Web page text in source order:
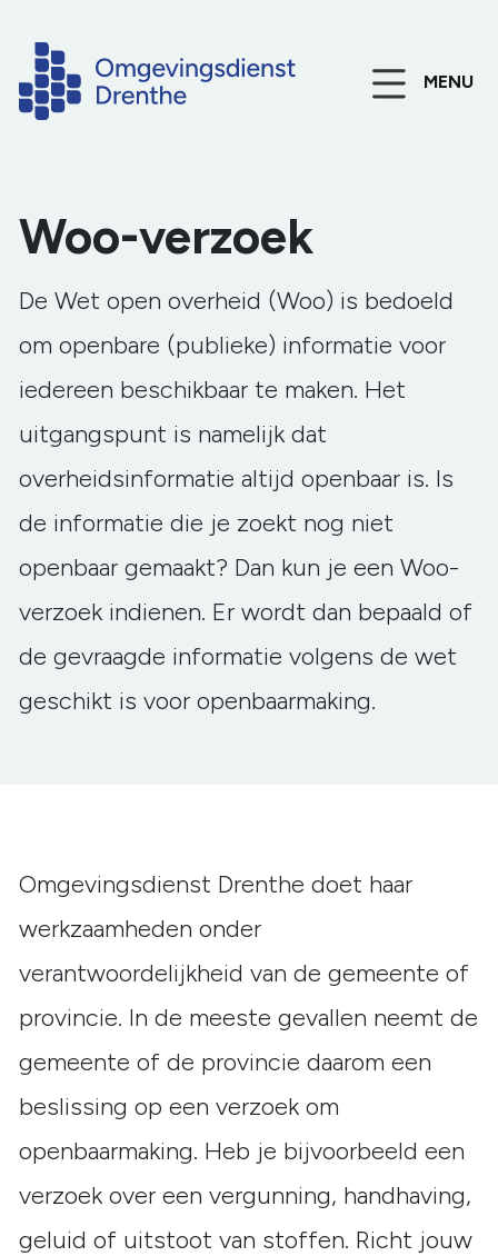
MENU
Woo-verzoek
De Wet open overheid (Woo) is bedoeld
om openbare (publieke) informatie voor
iedereen beschikbaar te maken. Het
uitgangspunt is namelijk dat
overheidsinformatie altijd openbaar is. Is
de informatie die je zoekt nog niet
openbaar gemaakt? Dan kun je een Woo-
verzoek indienen. Er wordt dan bepaald of
de gevraagde informatie volgens de wet
geschikt is voor openbaarmaking.
Omgevingsdienst Drenthe doet haar
werkzaamheden onder
verantwoordelijkheid van de gemeente of
provincie. In de meeste gevallen neemt de
gemeente of de provincie daarom een
beslissing op een verzoek om
openbaarmaking. Heb je bijvoorbeeld een
verzoek over een vergunning, handhaving,
geluid of uitstoot van stoffen. Richt jouw